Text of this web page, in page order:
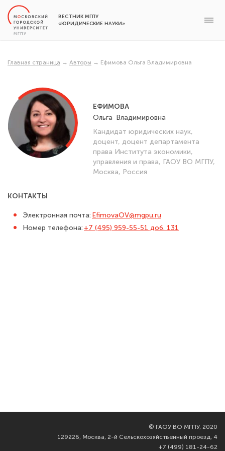
ВЕСТНИК МГПУ
«ЮРИДИЧЕСКИЕ НАУКИ»
Главная страница → Авторы → Ефимова Ольга Владимировна
ЕФИМОВА
Ольга Владимировна
Кандидат юридических наук,
доцент, доцент департамента
права Института экономики,
управления и права, ГАОУ ВО МГПУ,
Москва, Россия
КОНТАКТЫ
Электронная почта: EfimovaOV@mgpu.ru
Номер телефона: +7 (495) 959-55-51 доб. 131
© ГАОУ ВО МГПУ, 2020
129226, Москва, 2-й Сельскохозяйственный проезд, 4
+7 (499) 181-24-62